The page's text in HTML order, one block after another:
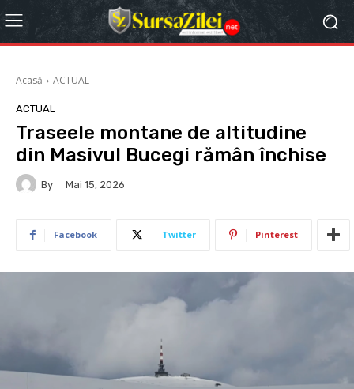
Acasă ACTUAL
ACTUAL
Traseele montane de altitudine
din Masivul Bucegi rămân închise
By Mai 15, 2026
Facebook Twitter Pinterest